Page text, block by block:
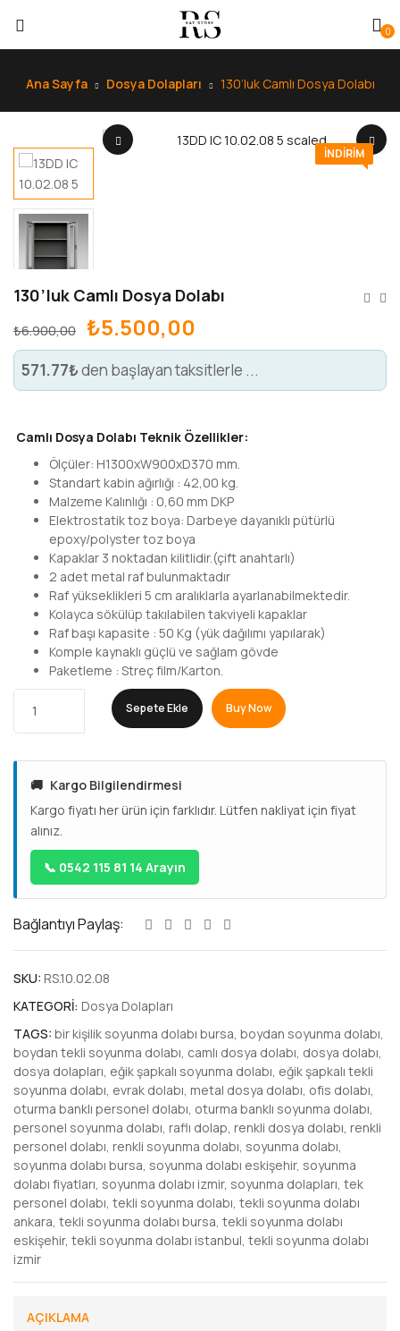
0
Ana Sayfa Dosya Dolapları 130’luk Camlı Dosya Dolabı
INDIRIM
130’luk Camlı Dosya Dolabı
₺6.900,00 ₺5.500,00
571.77₺den başlayan taksitlerle ...
Camlı Dosya Dolabı Teknik Özellikler:
Ölçüler: H1300xW900xD370 mm.
Standart kabin ağırlığı : 42,00 kg.
Malzeme Kalınlığı : 0,60 mm DKP
Elektrostatik toz boya: Darbeye dayanıklı pütürlü
epoxy/polyster toz boya
Kapaklar 3 noktadan kilitlidir.(çift anahtarlı)
2 adet metal raf bulunmaktadır
Raf yükseklikleri 5 cm aralıklarla ayarlanabilmektedir.
Kolayca sökülüp takılabilen takviyeli kapaklar
Raf başı kapasite : 50 Kg (yük dağılımı yapılarak)
Komple kaynaklı güçlü ve sağlam gövde
Paketleme : Streç film/Karton.
Sepete Ekle Buy Now
🚚 Kargo Bilgilendirmesi
Kargo fiyatı her ürün için farklıdır. Lütfen nakliyat için fiyat
alınız.
📞 0542 115 81 14 Arayın
Bağlantıyı Paylaş:
SKU: RS.10.02.08
KATEGORI: Dosya Dolapları
TAGS: bir kişilik soyunma dolabı bursa boydan soyunma dolabı
boydan tekli soyunma dolabı camlı dosya dolabı dosya dolabı
dosya dolapları eğik şapkalı soyunma dolabı eğik şapkalı tekli
soyunma dolabı evrak dolabı metal dosya dolabı ofis dolabı
oturma banklı personel dolabı oturma banklı soyunma dolabı
personel soyunma dolabı raflı dolap renkli dosya dolabı renkli
personel dolabı renkli soyunma dolabı soyunma dolabı
soyunma dolabı bursa soyunma dolabı eskişehir, soyunma
dolabı fiyatları soyunma dolabı izmir, soyunma dolapları tek
personel dolabı tekli soyunma dolabı tekli soyunma dolabı
ankara tekli soyunma dolabı bursa tekli soyunma dolabı
eskişehir, tekli soyunma dolabı istanbul tekli soyunma dolabı
izmir
AÇIKLAMA